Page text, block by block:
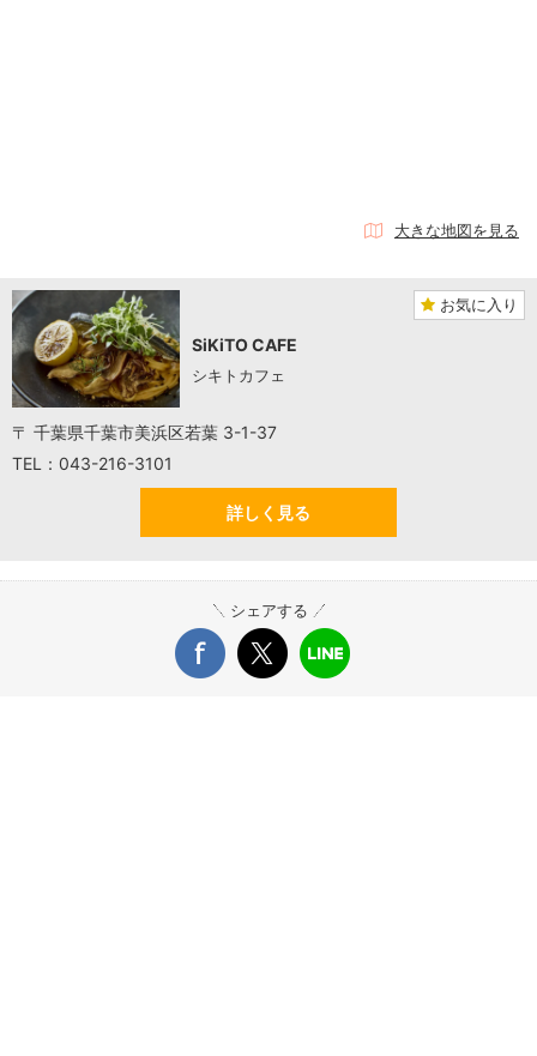
大きな地図を見る
お気に入り
SiKiTO CAFE
シキトカフェ
〒 千葉県千葉市美浜区若葉 3-1-37
TEL：043-216-3101
詳しく見る
シェアする